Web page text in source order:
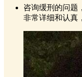
咨询缓刑的问题
非常详细和认真